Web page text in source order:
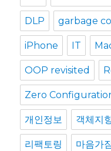
DLP garbage
iPhone IT
OOP revisited
Zero
개인정보 객체지
리팩토링 마음가